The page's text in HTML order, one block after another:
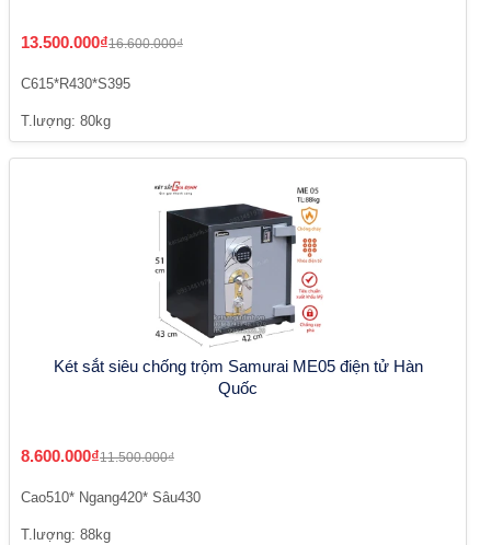
13.500.000₫16.600.000₫
C615*R430*S395
T.lượng: 80kg
Két sắt siêu chống trộm Samurai ME05 điện tử Hàn
Quốc
8.600.000₫11.500.000₫
Cao510* Ngang420* Sâu430
T.lượng: 88kg